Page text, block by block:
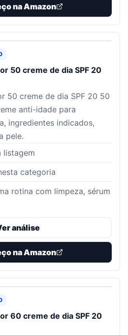
na Amazon
50 creme de dia SPF 20
50 creme de dia SPF 20 50
anti-idade para
ingredientes indicados,
pele.
listagem
categoria
rotina com limpeza, sérum
análise
na Amazon
60 creme de dia SPF 20